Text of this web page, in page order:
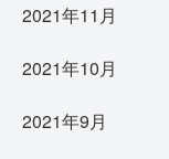
2021年11月
2021年10月
2021年9月